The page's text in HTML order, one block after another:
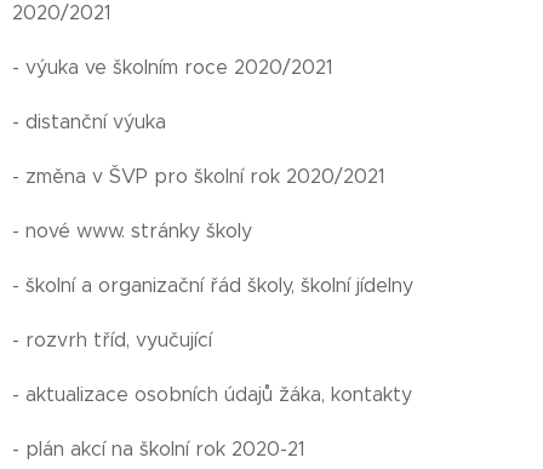
2020/2021
- výuka ve školním roce 2020/2021
- distanční výuka
- změna v ŠVP pro školní rok 2020/2021
- nové www. stránky školy
- školní a organizační řád školy, školní jídelny
- rozvrh tříd, vyučující
- aktualizace osobních údajů žáka, kontakty
- plán akcí na školní rok 2020-21